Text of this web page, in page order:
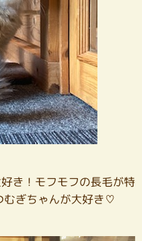
き！モフモフの長毛が特
むぎちゃんが大好き♡